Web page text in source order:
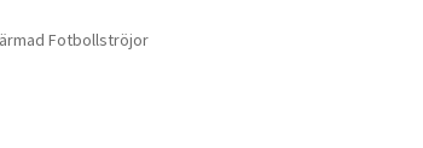
Fotbollströjor